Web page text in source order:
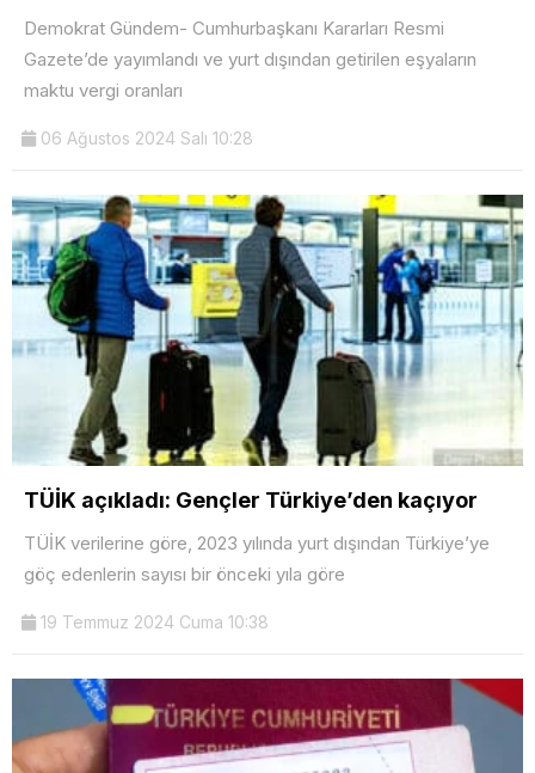
Demokrat Gündem- Cumhurbaşkanı Kararları Resmi
Gazete’de yayımlandı ve yurt dışından getirilen eşyaların
maktu vergi oranları
06 Ağustos 2024 Salı 10:28
TÜİK açıkladı: Gençler Türkiye’den kaçıyor
TÜİK verilerine göre, 2023 yılında yurt dışından Türkiye’ye
göç edenlerin sayısı bir önceki yıla göre
19 Temmuz 2024 Cuma 10:38